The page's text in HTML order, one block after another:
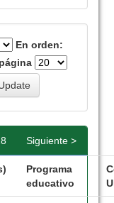
En orden:
Siguiente >
Programa
educativo